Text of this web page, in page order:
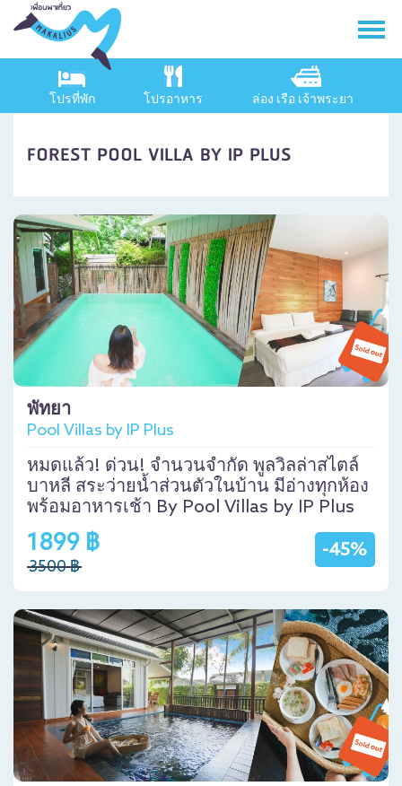
โปรที่พัก โปรอาหาร ล่อง เรือ เจ้าพระยา
FOREST POOL VILLA BY IP PLUS
พัทยา
Pool Villas by IP Plus
หมดแล้ว! ด่วน! จำนวนจำกัด พูลวิลล่าสไตล์
บาหลี สระว่ายน้ำส่วนตัวในบ้าน มีอ่างทุกห้อง
พร้อมอาหารเช้า By Pool Villas by IP Plus
-45%
1899 ฿
3500 ฿